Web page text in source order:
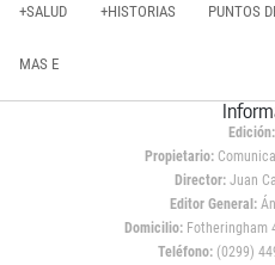
+SALUD +HISTORIAS PUNTOS
MAS E
Edición:
Propietario:
Director: Juan
Editor General:
Domicilio:Fotheringham
Teléfono: (0299)